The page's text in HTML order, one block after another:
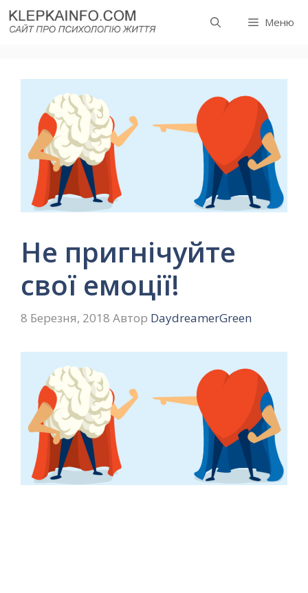
Перейти
до
Меню
Не пригнічуйте
свої емоції!
8 Березня, 2018 Автор DaydreamerGreen